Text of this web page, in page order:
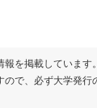
を掲載しています
で、必ず大学発行